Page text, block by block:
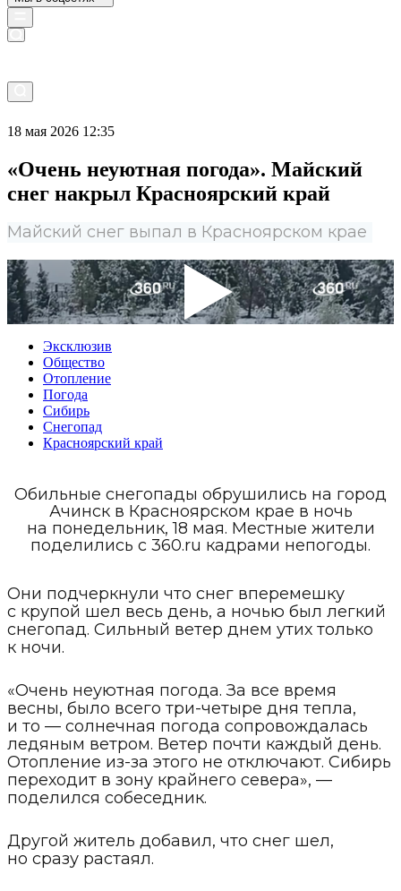
18 мая 2026 12:35
«Очень неуютная погода». Майский
снег накрыл Красноярский край
Майский снег выпал в Красноярском крае
Эксклюзив
Общество
Отопление
Погода
Сибирь
Снегопад
Красноярский край
Обильные снегопады обрушились на город
Ачинск в Красноярском крае в ночь
на понедельник, 18 мая. Местные жители
поделились с 360.ru кадрами непогоды.
Они подчеркнули что снег вперемешку
с крупой шел весь день, а ночью был легкий
снегопад. Сильный ветер днем утих только
к ночи.
«Очень неуютная погода. За все время
весны, было всего три-четыре дня тепла,
и то — солнечная погода сопровождалась
ледяным ветром. Ветер почти каждый день.
Отопление из-за этого не отключают. Сибирь
переходит в зону крайнего севера», —
поделился собеседник.
Другой житель добавил, что снег шел,
но сразу растаял.